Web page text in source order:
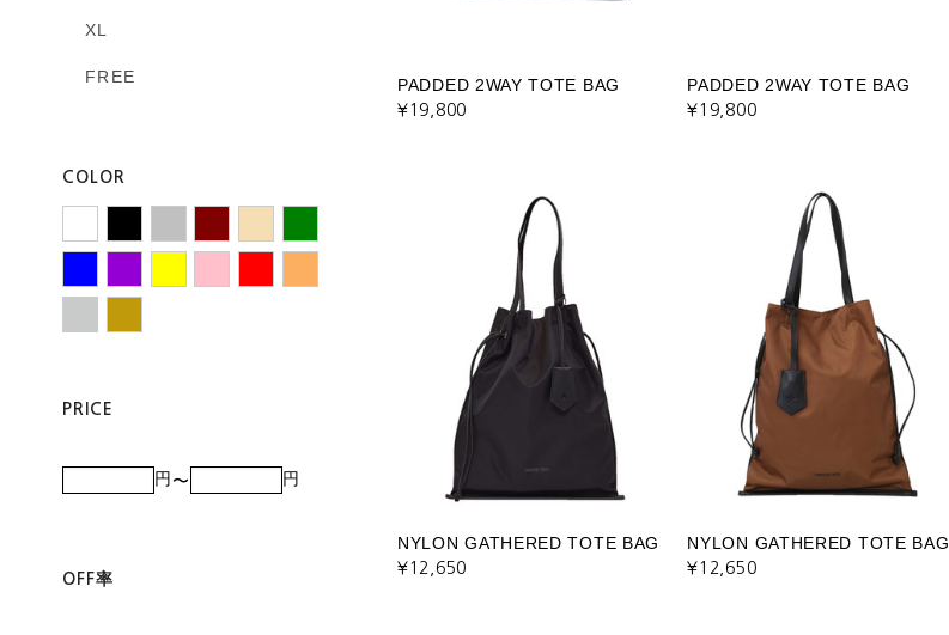
XL
FREE
COLOR
PRICE
円 円
OFF率
PADDED 2WAY TOTE BAG
¥19,800
PADDED 2WAY TOTE BAG
¥19,800
NYLON GATHERED TOTE BAG
¥12,650
NYLON GATHERED TOTE BAG
¥12,650